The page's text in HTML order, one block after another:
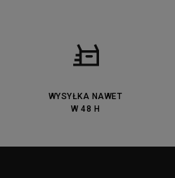
WYSYŁKA NAWET
W 48 H